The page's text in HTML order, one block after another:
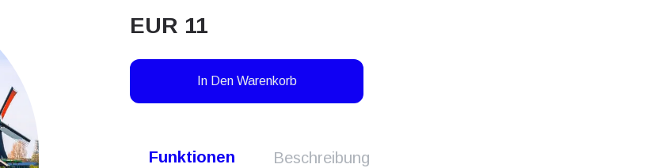
EUR 11
In Den Warenkorb
Funktionen Beschreibung